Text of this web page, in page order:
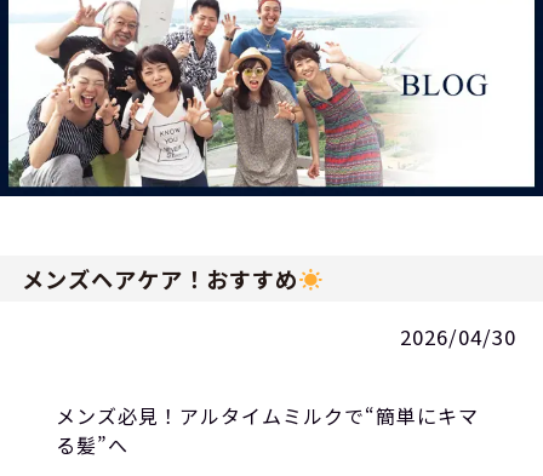
メンズヘアケア！おすすめ
2026/04/30
メンズ必見！アルタイムミルクで“簡単にキマ
る髪”へ